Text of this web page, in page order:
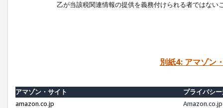
乙が当該税関連情報の提供を義務付けられる者ではな
別紙4: アマゾン
アマゾン・サイト
プライバシ
amazon.co.jp